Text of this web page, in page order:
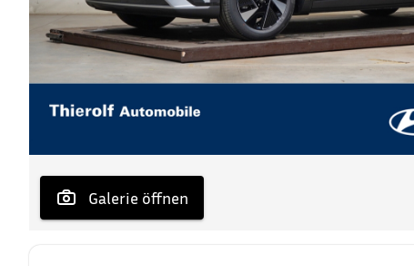
Galerie öffnen